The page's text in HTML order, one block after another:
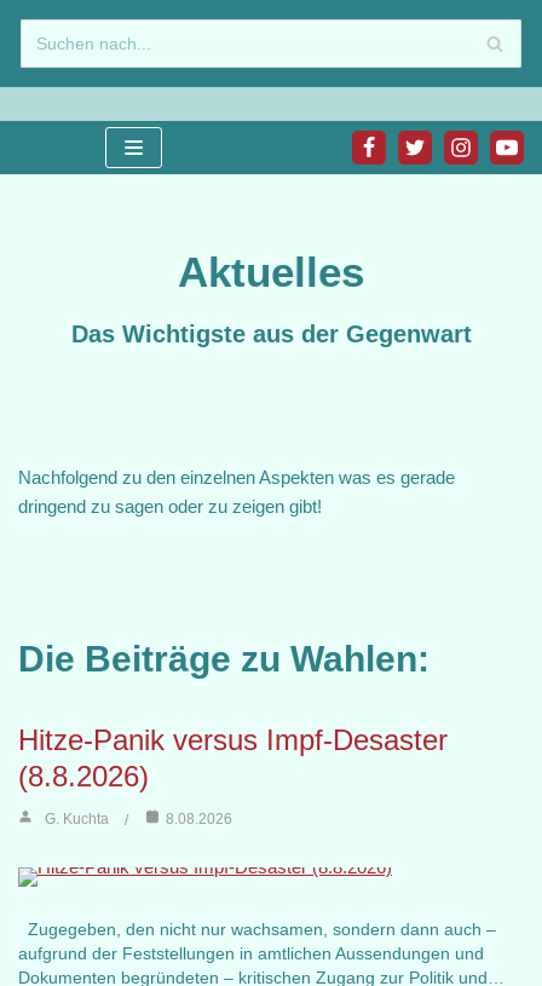
Zum
Inhalt
springen
Aktuelles
Das Wichtigste aus der Gegenwart
Nachfolgend zu den einzelnen Aspekten was es gerade
dringend zu sagen oder zu zeigen gibt!
Die Beiträge zu Wahlen:
Hitze-Panik versus Impf-Desaster
(8.8.2026)
G. Kuchta 8.08.2026
Zugegeben, den nicht nur wachsamen, sondern dann auch –
aufgrund der Feststellungen in amtlichen Aussendungen und
Dokumenten begründeten – kritischen Zugang zur Politik und…